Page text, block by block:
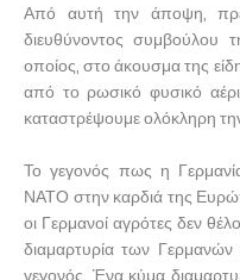
Από αυτή την άποψη,
διευθύνοντος
οποίος, στο άκουσμα της
από το ρωσικό φυσικό
καταστρέψουμε ολόκληρη
Το γεγονός πως η
ΝΑΤΟ στην καρδιά της
οι Γερμανοί αγρότες δεν
διαμαρτυρία των